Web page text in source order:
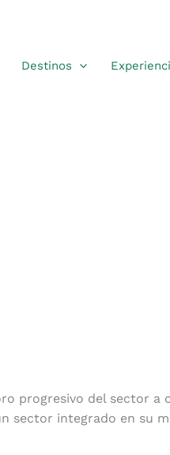
Destinos
progresivo del sector a
sector integrado en su